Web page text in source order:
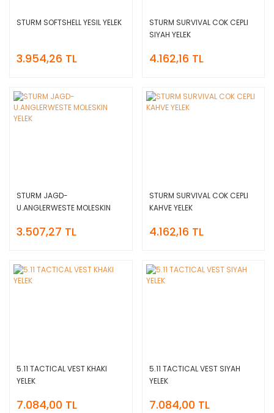
STURM SOFTSHELL YESIL YELEK
3.954,26 TL
STURM SURVIVAL COK CEPLI
SIYAH YELEK
4.162,16 TL
STURM JAGD-
U.ANGLERWESTE MOLESKIN
3.507,27 TL
STURM SURVIVAL COK CEPLI
KAHVE YELEK
4.162,16 TL
5.11 TACTICAL VEST KHAKI
YELEK
7.084,00 TL
5.11 TACTICAL VEST SIYAH
YELEK
7.084,00 TL